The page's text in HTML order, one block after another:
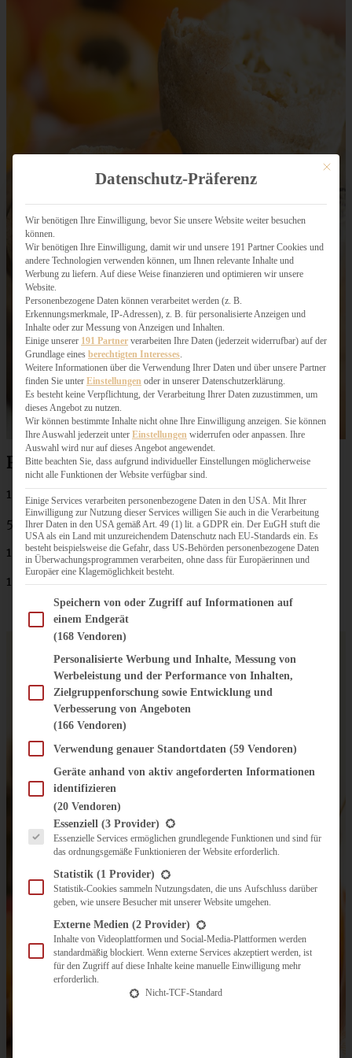
Rezept Aprikosen-Vanille-Marmelade
1 kg Aprikosen
500 g Gelierzucker 2 : 1
1 Vanille-Schote
1 Zitrone
Mit
Datenschutz-Präferenz
Wir benötigen Ihre Einwilligung, bevor Sie unsere Website weiter besuchen
können.
Wir benötigen Ihre Einwilligung, damit wir und unsere 191 Partner Cookies und
andere Technologien verwenden können, um Ihnen relevante Inhalte und
Werbung zu liefern. Auf diese Weise finanzieren und optimieren wir unsere
Website.
Personenbezogene Daten können verarbeitet werden (z. B.
Erkennungsmerkmale, IP-Adressen), z. B. für personalisierte Anzeigen und
Inhalte oder zur Messung von Anzeigen und Inhalten.
Einige unserer 191 Partner verarbeiten Ihre Daten (jederzeit widerrufbar) auf der
Grundlage eines berechtigten Interesses
Weitere Informationen über die Verwendung Ihrer Daten und über unsere Partner
finden Sie unter Einstellungen oder in unserer Datenschutzerklärung.
Es besteht keine Verpflichtung, der Verarbeitung Ihrer Daten zuzustimmen, um
dieses Angebot zu nutzen.
Wir können bestimmte Inhalte nicht ohne Ihre Einwilligung anzeigen. Sie können
Ihre Auswahl jederzeit unter Einstellungen widerrufen oder anpassen. Ihre
Auswahl wird nur auf dieses Angebot angewendet.
Bitte beachten Sie, dass aufgrund individueller Einstellungen möglicherweise
nicht alle Funktionen der Website verfügbar sind.
Einige Services verarbeiten personenbezogene Daten in den USA. Mit Ihrer
Einwilligung zur Nutzung dieser Services willigen Sie auch in die Verarbeitung
Ihrer Daten in den USA gemäß Art. 49 (1) lit. a GDPR ein. Der EuGH stuft die
USA als ein Land mit unzureichendem Datenschutz nach EU-Standards ein. Es
besteht beispielsweise die Gefahr, dass US-Behörden personenbezogene Daten
in Überwachungsprogrammen verarbeiten, ohne dass für Europäerinnen und
Europäer eine Klagemöglichkeit besteht.
Im Folgenden finden Sie eine Liste der Zwecke des IAB Transparency and Consent
Speichern von oder Zugriff auf Informationen auf
einem Endgerät
(168 Vendoren)
Personalisierte Werbung und Inhalte, Messung von
Werbeleistung und der Performance von Inhalten,
Zielgruppenforschung sowie Entwicklung und
Verbesserung von Angeboten
(166 Vendoren)
Verwendung genauer Standortdaten (59 Vendoren)
Geräte anhand von aktiv angeforderten Informationen
identifizieren
(20 Vendoren)
Es folgt eine Liste der Service-Gruppen, für die eine Einwilligung erteilt werden
Essenziell (3 Provider)
Essenzielle Services ermöglichen grundlegende Funktionen und sind für
das ordnungsgemäße Funktionieren der Website erforderlich.
Statistik (1 Provider)
Statistik-Cookies sammeln Nutzungsdaten, die uns Aufschluss darüber
geben, wie unsere Besucher mit unserer Website umgehen.
Externe Medien (2 Provider)
Inhalte von Videoplattformen und Social-Media-Plattformen werden
standardmäßig blockiert. Wenn externe Services akzeptiert werden, ist
für den Zugriff auf diese Inhalte keine manuelle Einwilligung mehr
erforderlich.
Nicht-TCF-Standard